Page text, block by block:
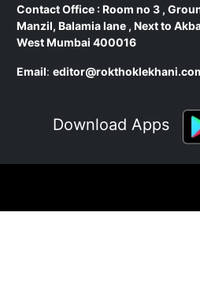
Contact Office : Room no 3 ,
Manzil, Balamia lane , Next to
West Mumbai 400016
Email:
Download Apps